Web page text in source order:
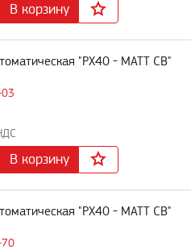
В корзину
03
"PX40 - MATT CB"
В корзину
70
"PX40 - MATT CB"